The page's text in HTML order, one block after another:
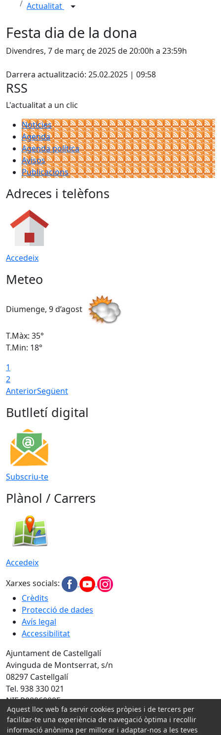
Actualitat
Festa dia de la dona
Divendres, 7 de març de 2025 de 20:00h a 23:59h
Darrera actualització: 25.02.2025 | 09:58
RSS
L'actualitat a un clic
Notícies
Agenda
Agenda política
Avisos
Publicacions
Adreces i telèfons
Accedeix
Meteo
Diumenge, 9 d’agost
T.Màx: 35°
T.Min: 18°
1
2
AnteriorSegüent
Butlletí digital
Subscriu-te
Plànol / Carrers
Accedeix
Xarxes socials:
Crèdits
Protecció de dades
Avís legal
Accessibilitat
Ajuntament de Castellgalí
Avinguda de Montserrat, s/n
08297 Castellgalí
Tel. 938 330 021
NIF P0806000F
Amb la col·laboració de:
Aquest lloc web fa servir cookies pròpies i de tercers per
facilitar-te una experiència de navegació òptima i recollir
informació anònima per millorar i adaptar-nos a les teves